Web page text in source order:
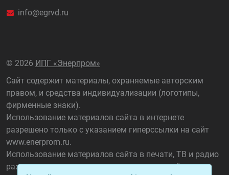
info@egrvd.ru
© 2026 ИПГ «Энерпром»
Сайт содержит материалы, охраняемые авторским
правом, и средства индивидуализации (логотипы,
фирменные знаки).
Использование материалов сайта в интернете
разрешено только с указанием гиперссылки на сайт
www.enerprom.ru.
Использование материалов сайта в печати, ТВ и радио
разрешено только с указанием названия сайта